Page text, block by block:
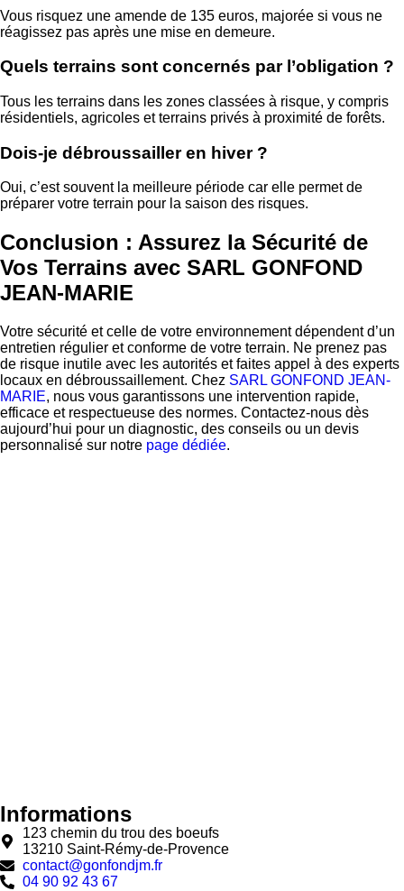
Vous risquez une amende de 135 euros, majorée si vous ne
réagissez pas après une mise en demeure.
Quels terrains sont concernés par l’obligation ?
Tous les terrains dans les zones classées à risque, y compris
résidentiels, agricoles et terrains privés à proximité de forêts.
Dois-je débroussailler en hiver ?
Oui, c’est souvent la meilleure période car elle permet de
préparer votre terrain pour la saison des risques.
Conclusion : Assurez la Sécurité de
Vos Terrains avec SARL GONFOND
JEAN-MARIE
Votre sécurité et celle de votre environnement dépendent d’un
entretien régulier et conforme de votre terrain. Ne prenez pas
de risque inutile avec les autorités et faites appel à des experts
locaux en débroussaillement. Chez SARL GONFOND JEAN-
MARIE, nous vous garantissons une intervention rapide,
efficace et respectueuse des normes. Contactez-nous dès
aujourd’hui pour un diagnostic, des conseils ou un devis
personnalisé sur notre page dédiée.
Informations
123 chemin du trou des boeufs
13210 Saint-Rémy-de-Provence
contact@gonfondjm.fr
04 90 92 43 67